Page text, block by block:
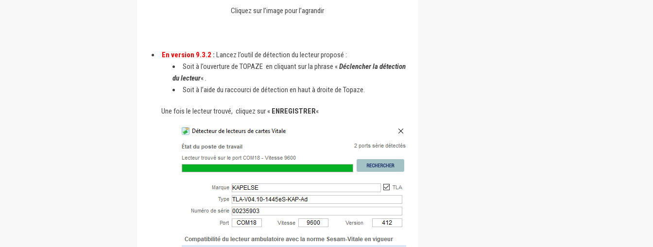
Cliquez sur l’image pour l’agrandir
En version 9.3.2 : Lancez l’outil de détection du lecteur proposé :
Soit à l’ouverture de TOPAZE en cliquant sur la phrase «Déclencher la détection
du lecteur« .
Soit à l’aide du raccourci de détection en haut à droite de Topaze.
Une fois le lecteur trouvé, cliquez sur « ENREGISTRER«